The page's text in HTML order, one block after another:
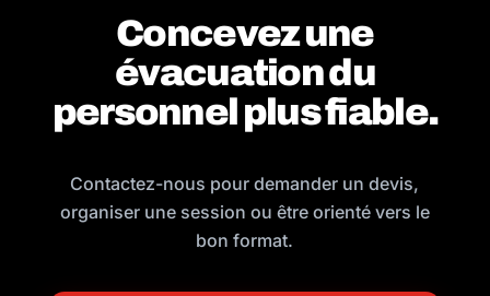
Concevez une
évacuation du
personnel plus fiable.
Contactez-nous pour demander un devis,
organiser une session ou être orienté vers le
bon format.